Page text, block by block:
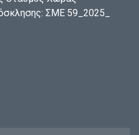
ΣΜΕ 59_2025_